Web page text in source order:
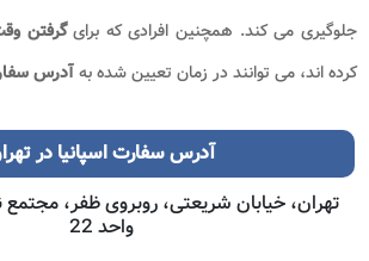
جلوگیری می کند. همچنین افرادی که برایگرفتن
کرده اند، می توانند در زمان تعیین شده بهآدرس
آدرس سفارت اسپانیا در
واحد 22